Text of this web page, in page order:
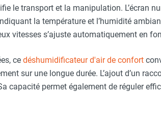
protège-menton Smartguard PE 10H -
S - HUSQVARNA
le transport et la manipulation. L’écran
la température et l’humidité
vitesses s’ajuste automatiquement en
ce déshumidificateur d'air de confort
sur une longue durée. L’ajout d’un
capacité permet également de réguler